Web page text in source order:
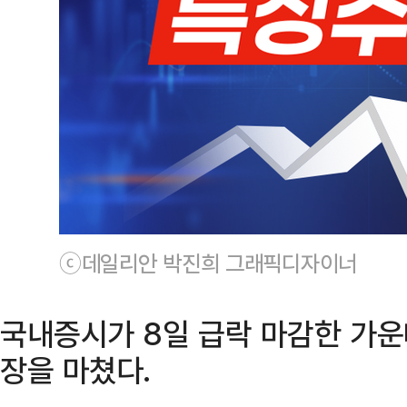
ⓒ데일리안 박진희 그래픽디자이너
국내증시가 8일 급락 마감한 가
장을 마쳤다.